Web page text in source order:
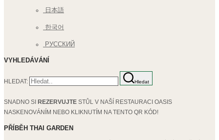
日本語
한국어
РУССКИЙ
VYHLEDÁVÁNÍ
HLEDAT: Hledat
SNADNO SI REZERVUJTE STŮL V NAŠÍ RESTAURACI OASIS
NASKENOVÁNÍM NEBO KLIKNUTÍM NA TENTO QR KÓD!
PŘÍBĚH THAI GARDEN